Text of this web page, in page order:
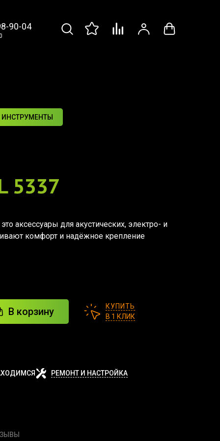
90-04
5337
аксессуары для акустических, электро- и
комфорт и надёжное крепление
В корзину
КУПИТЬ
В 1 КЛИК
РЕМОНТ И НАСТРОЙКА